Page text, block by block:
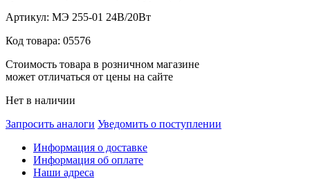
Артикул: МЭ 255-01 24В/20Вт
Код товара: 05576
Стоимость товара в розничном магазине
может отличаться от цены на сайте
Нет в наличии
Запросить аналоги Уведомить о поступлении
Информация о доставке
Информация об оплате
Наши адреса